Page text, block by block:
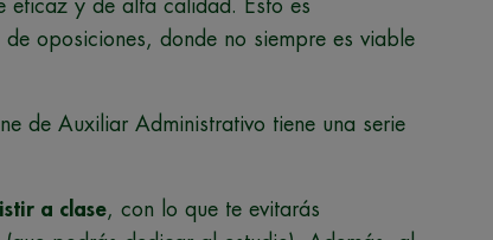
eficaz y de alta calidad. Esto es
oposiciones, donde no siempre es viable
de Auxiliar Administrativo tiene una serie
a clase, con lo que te evitarás